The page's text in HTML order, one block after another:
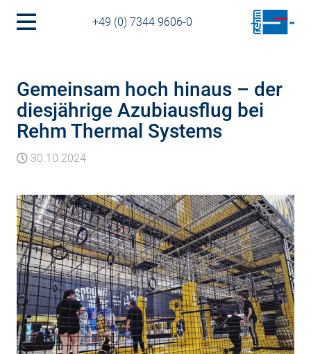
+49 (0) 7344 9606-0
Gemeinsam hoch hinaus – der
diesjährige Azubiausflug bei
Rehm Thermal Systems
30.10.2024